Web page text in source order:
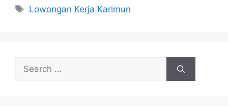
Tags
Lowongan Kerja Karimun
Search
for: